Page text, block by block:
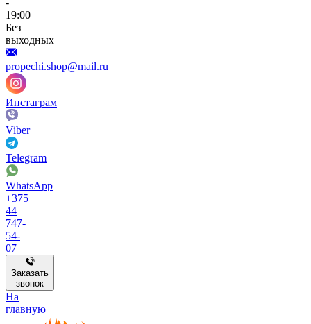
-
19:00
Без
выходных
propechi.shop@mail.ru
Инстаграм
Viber
Telegram
WhatsApp
+375
44
747-
54-
07
Заказать
звонок
На
главную